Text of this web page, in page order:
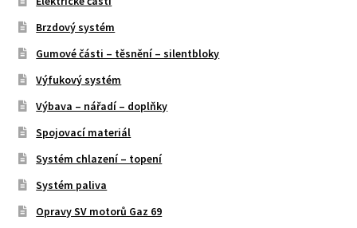
Brzdový systém
Gumové části – těsnění – silentbloky
Výfukový systém
Výbava – nářadí – doplňky
Spojovací materiál
Systém chlazení – topení
Systém paliva
Opravy SV motorů Gaz 69